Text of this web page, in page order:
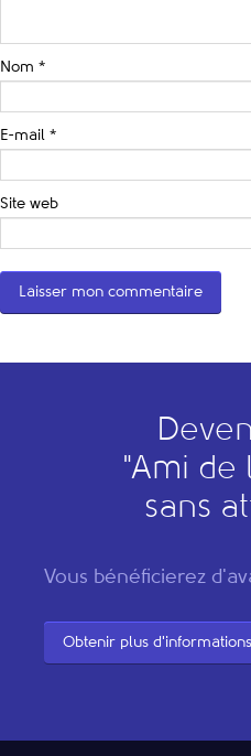
Nom *
E-mail *
Site web
"Ami de
sans
Vous bénéficierez
Obtenir plus d'informations